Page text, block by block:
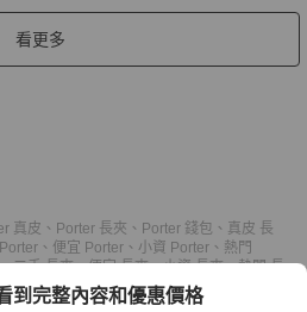
看更多
真皮 、 Porter 長夾 、 Porter 錢包 、 真皮 長
、 便宜 Porter 、 小資 Porter 、 熱門
、二手 長夾、便宜 長夾、小資 長夾、熱門 長
包、便宜 錢包、小資 錢包、熱門 錢包
到完整內容和優惠價格